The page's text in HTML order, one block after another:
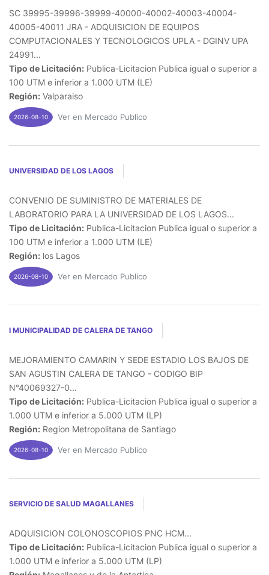
SC 39995-39996-39999-40000-40002-40003-40004-
40005-40011 JRA - ADQUISICION DE EQUIPOS
COMPUTACIONALES Y TECNOLOGICOS UPLA - DGINV UPA
24991...
Tipo de Licitación: Publica-Licitacion Publica igual o superior a
100 UTM e inferior a 1.000 UTM (LE)
Región: Valparaiso
2026-08-10 Ver en Mercado Publico
UNIVERSIDAD DE LOS LAGOS
CONVENIO DE SUMINISTRO DE MATERIALES DE
LABORATORIO PARA LA UNIVERSIDAD DE LOS LAGOS...
Tipo de Licitación: Publica-Licitacion Publica igual o superior a
100 UTM e inferior a 1.000 UTM (LE)
Región: los Lagos
2026-08-10 Ver en Mercado Publico
I MUNICIPALIDAD DE CALERA DE TANGO
MEJORAMIENTO CAMARIN Y SEDE ESTADIO LOS BAJOS DE
SAN AGUSTIN CALERA DE TANGO - CODIGO BIP
N°40069327-0...
Tipo de Licitación: Publica-Licitacion Publica igual o superior a
1.000 UTM e inferior a 5.000 UTM (LP)
Región: Region Metropolitana de Santiago
2026-08-10 Ver en Mercado Publico
SERVICIO DE SALUD MAGALLANES
ADQUISICION COLONOSCOPIOS PNC HCM...
Tipo de Licitación: Publica-Licitacion Publica igual o superior a
1.000 UTM e inferior a 5.000 UTM (LP)